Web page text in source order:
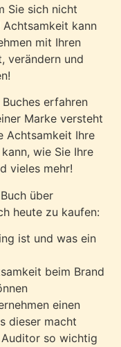
Sie sich nicht
Achtsamkeit kann
mit Ihren
verändern und
erfahren
Marke versteht
Achtsamkeit Ihre
wie Sie Ihre
vieles mehr!
über
heute zu kaufen:
ist und was ein
beim Brand
einen
dieser macht
so wichtig